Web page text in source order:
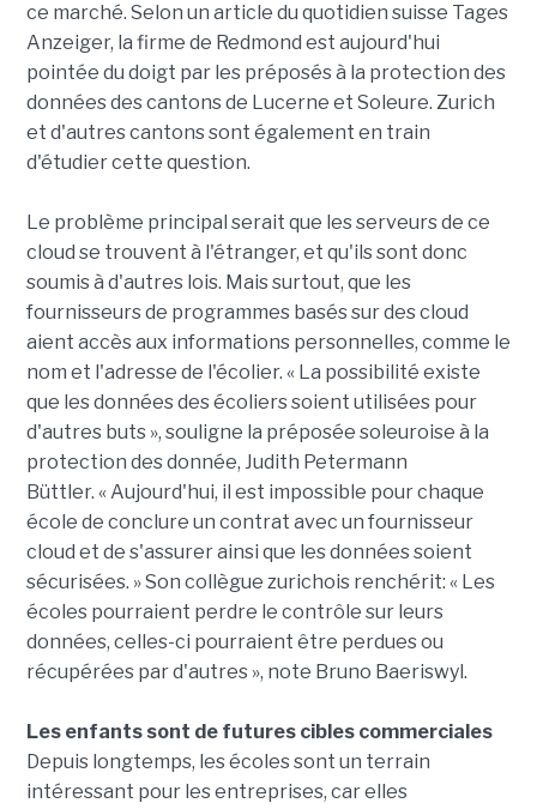
ce marché. Selon un article du quotidien suisse Tages
Anzeiger, la firme de Redmond est aujourd'hui
pointée du doigt par les préposés à la protection des
données des cantons de Lucerne et Soleure. Zurich
et d'autres cantons sont également en train
d'étudier cette question.
Le problème principal serait que les serveurs de ce
cloud se trouvent à l'étranger, et qu'ils sont donc
soumis à d'autres lois. Mais surtout, que les
fournisseurs de programmes basés sur des cloud
aient accès aux informations personnelles, comme le
nom et l'adresse de l'écolier. « La possibilité existe
que les données des écoliers soient utilisées pour
d'autres buts », souligne la préposée soleuroise à la
protection des donnée, Judith Petermann
Büttler. « Aujourd'hui, il est impossible pour chaque
école de conclure un contrat avec un fournisseur
cloud et de s'assurer ainsi que les données soient
sécurisées. » Son collègue zurichois renchérit: « Les
écoles pourraient perdre le contrôle sur leurs
données, celles-ci pourraient être perdues ou
récupérées par d'autres », note Bruno Baeriswyl.
Les enfants sont de futures cibles commerciales
Depuis longtemps, les écoles sont un terrain
intéressant pour les entreprises, car elles